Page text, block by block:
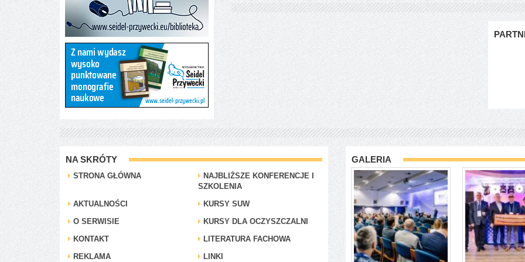
NA SKRÓTY
STRONA GŁÓWNA
NAJBLIŻSZE KONFERENCJE I
SZKOLENIA
AKTUALNOŚCI
KURSY SUW
O SERWISIE
KURSY DLA OCZYSZCZALNI
KONTAKT
LITERATURA FACHOWA
REKLAMA
LINKI
GALERIA